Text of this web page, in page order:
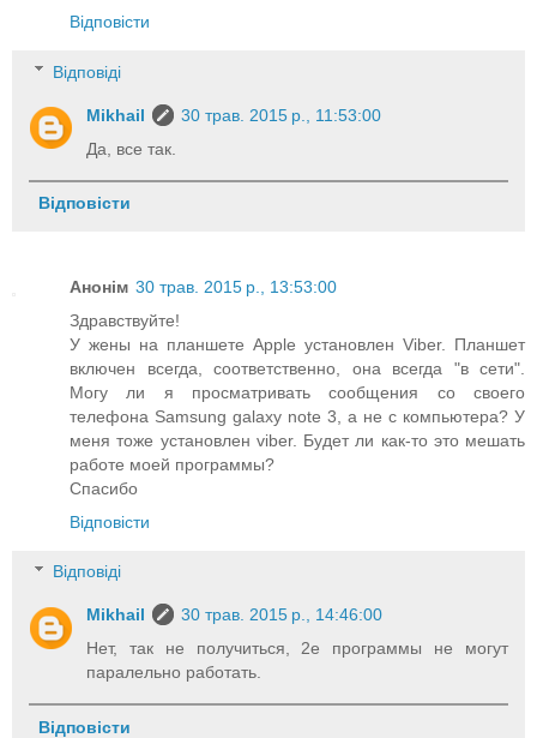
Відповісти
Відповіді
Mikhail
30 трав. 2015 р., 11:53:00
Да, все так.
Відповісти
Анонім 30 трав. 2015 р., 13:53:00
Здравствуйте!
У жены на планшете Apple установлен Viber. Планшет
включен всегда, соответственно, она всегда "в сети".
Могу ли я просматривать сообщения со своего
телефона Samsung galaxy note 3, а не с компьютера? У
меня тоже установлен viber. Будет ли как-то это мешать
работе моей программы?
Спасибо
Відповісти
Відповіді
Mikhail
30 трав. 2015 р., 14:46:00
Нет, так не получиться, 2е программы не могут
паралельно работать.
Відповісти